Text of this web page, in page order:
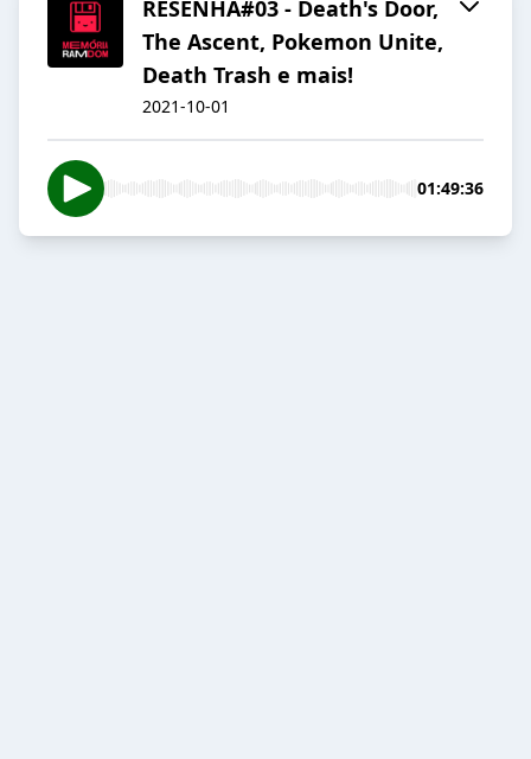
RESENHA#03 - Death's Door,
The Ascent, Pokemon Unite,
Death Trash e mais!
2021-10-01
01:49:36